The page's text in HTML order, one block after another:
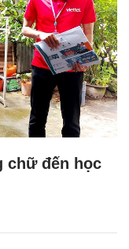
chữ đến học